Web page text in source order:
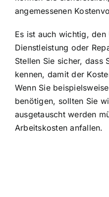
angemessenen
Es ist auch wichtig, den
Dienstleistung oder
Stellen Sie sicher, dass
kennen, damit der
Wenn Sie
benötigen, sollten Sie
ausgetauscht werden
Arbeitskosten anfallen.